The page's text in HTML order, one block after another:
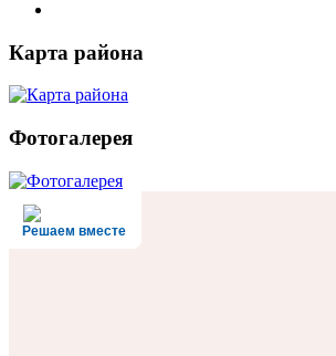
Карта района
Фотогалерея
Решаем вместе